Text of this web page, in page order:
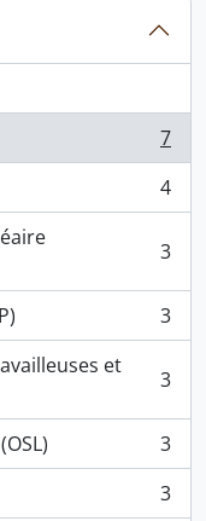
7
4
3
3
et
3
3
3